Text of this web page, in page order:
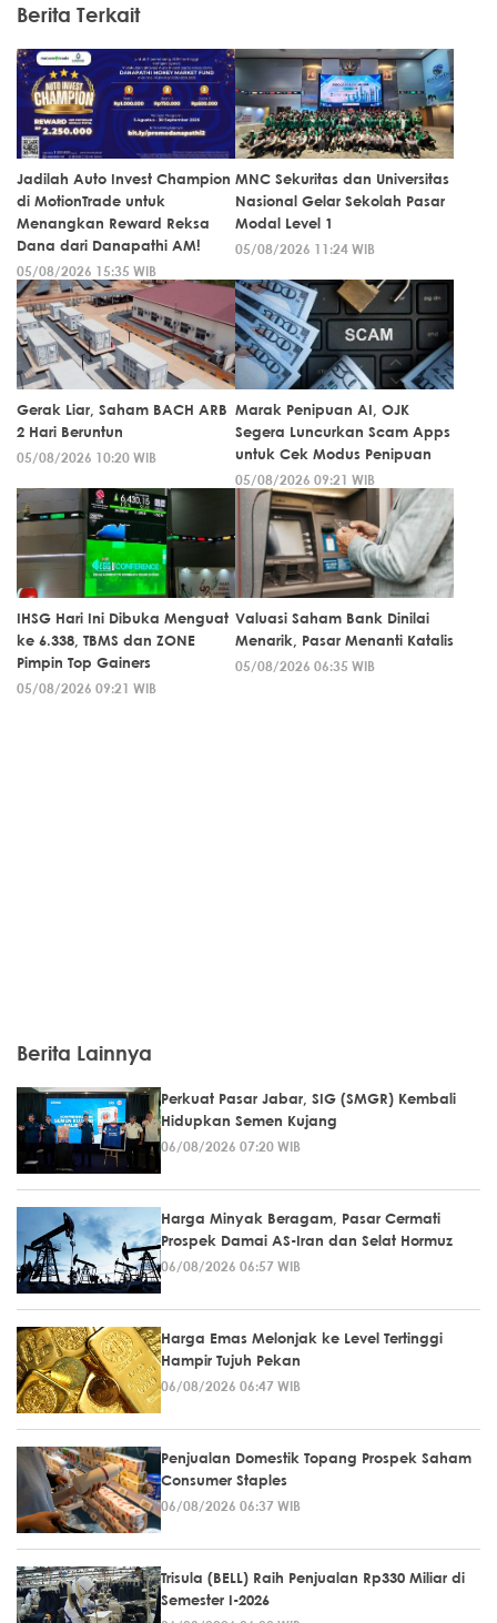
Berita Terkait
Jadilah Auto Invest Champion
di MotionTrade untuk
Menangkan Reward Reksa
Dana dari Danapathi AM!
05/08/2026 15:35 WIB
MNC Sekuritas dan Universitas
Nasional Gelar Sekolah Pasar
Modal Level 1
05/08/2026 11:24 WIB
Gerak Liar, Saham BACH ARB
2 Hari Beruntun
05/08/2026 10:20 WIB
Marak Penipuan AI, OJK
Segera Luncurkan Scam Apps
untuk Cek Modus Penipuan
05/08/2026 09:21 WIB
IHSG Hari Ini Dibuka Menguat
ke 6.338, TBMS dan ZONE
Pimpin Top Gainers
05/08/2026 09:21 WIB
Valuasi Saham Bank Dinilai
Menarik, Pasar Menanti Katalis
05/08/2026 06:35 WIB
Berita Lainnya
Perkuat Pasar Jabar, SIG (SMGR) Kembali
Hidupkan Semen Kujang
06/08/2026 07:20 WIB
Harga Minyak Beragam, Pasar Cermati
Prospek Damai AS-Iran dan Selat Hormuz
06/08/2026 06:57 WIB
Harga Emas Melonjak ke Level Tertinggi
Hampir Tujuh Pekan
06/08/2026 06:47 WIB
Penjualan Domestik Topang Prospek Saham
Consumer Staples
06/08/2026 06:37 WIB
Trisula (BELL) Raih Penjualan Rp330 Miliar di
Semester I-2026